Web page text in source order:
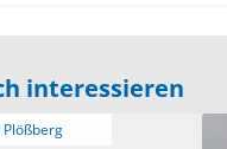
interessieren